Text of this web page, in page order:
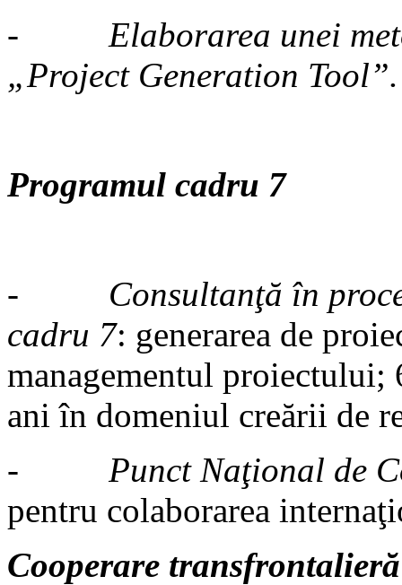
- Elaborarea unei
„Project Generation Tool”.
Programul cadru 7
- Consultanţă în
cadru 7: generarea de
managementul
ani în domeniul creării de
- Punct Naţional de
pentru colaborarea
Cooperare transfrontalieră